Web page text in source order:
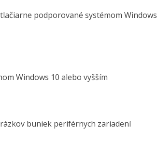
podporované systémom Windows
Windows 10 alebo vyšším
buniek periférnych zariadení